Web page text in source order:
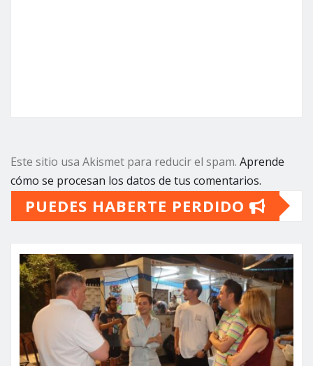
Este sitio usa Akismet para reducir el spam. Aprende
cómo se procesan los datos de tus comentarios.
PUEDES HABERTE PERDIDO